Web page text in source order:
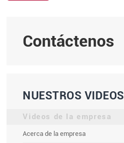
Contáctenos
NUESTROS VIDEOS
Videos de la empresa
Acerca de la empresa